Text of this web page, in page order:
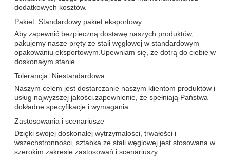
dodatkowych kosztów.
Pakiet: Standardowy pakiet eksportowy
Aby zapewnić bezpieczną dostawę naszych produktów,
pakujemy nasze pręty ze stali węglowej w standardowym
opakowaniu eksportowym.Upewniam się, że dotrą do ciebie w
doskonałym stanie..
Tolerancja: Niestandardowa
Naszym celem jest dostarczanie naszym klientom produktów i
usług najwyższej jakości.zapewnienie, że spełniają Państwa
dokładne specyfikacje i wymagania.
Zastosowania i scenariusze
Dzięki swojej doskonałej wytrzymałości, trwałości i
wszechstronności, sztabka ze stali węglowej jest stosowana w
szerokim zakresie zastosowań i scenariuszy.